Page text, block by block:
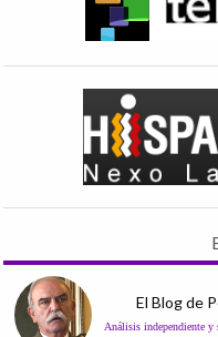
El Blog de
Análisis independiente y